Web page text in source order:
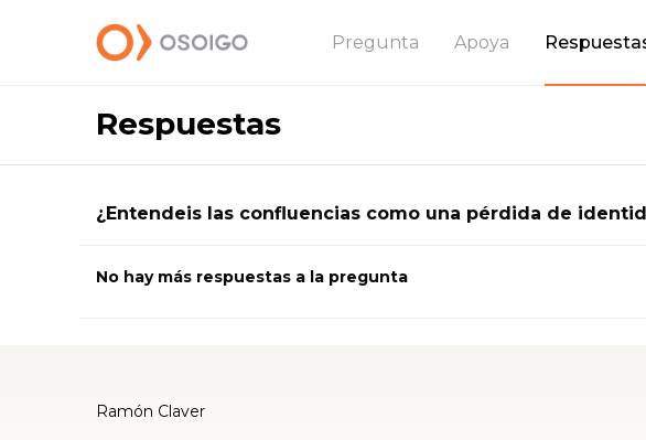
Pregunta Apoya
Respuestas
¿Entendeis las confluencias como una pérdida de
No hay más respuestas a la pregunta
Ramón Claver